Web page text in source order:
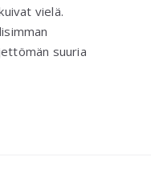
vielä.
suuria